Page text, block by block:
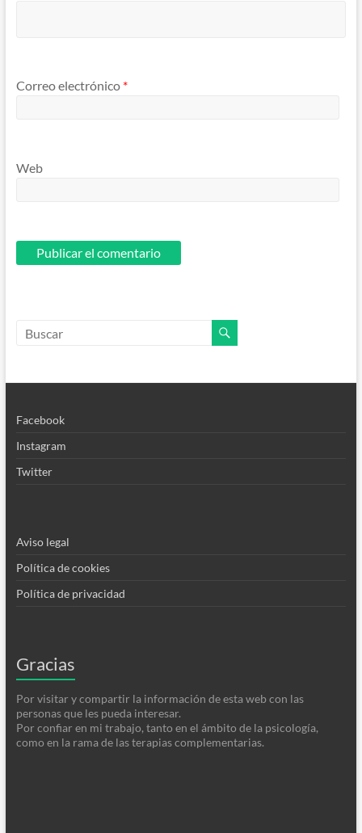
Correo electrónico *
Web
Facebook
Instagram
Twitter
Aviso legal
Política de cookies
Política de privacidad
Gracias
Por visitar y compartir la información de esta web con las
personas que les pueda interesar.
Por confiar en mi trabajo, tanto en el ámbito de la psicología,
como en la rama de las terapias complementarias.